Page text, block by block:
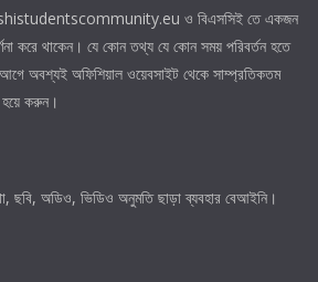
ও বিএসসিই তে একজন
করে থাকেন। যে কোন তথ্য যে কোন সময় পরিবর্তন হতে
অবশ্যই অফিশিয়াল ওয়েবসাইট থেকে সাম্প্রতিকতম
করুন।
ছবি, অডিও, ভিডিও অনুমতি ছাড়া ব্যবহার বেআইনি।